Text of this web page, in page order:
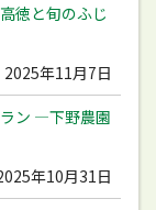
徳と旬のふじ
2025年11月7日
ン ―下野農園
年10月31日